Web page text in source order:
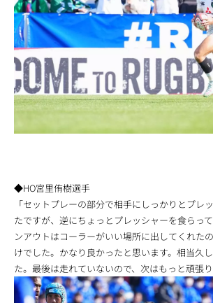
◆HO宮里侑樹選手
「セットプレーの部分で相手にしっかりとプレ
たですが、逆にちょっとプレッシャーを食らっ
ンアウトはコーラーがいい場所に出してくれた
けでした。かなり良かったと思います。相当久
た。最後は走れていないので、次はもっと頑張り